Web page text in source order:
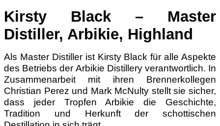
Kirsty Black – Master
Distiller, Arbikie, Highland
Als Master Distiller ist Kirsty Black für alle Aspekte
des Betriebs der Arbikie Distillery verantwortlich. In
Zusammenarbeit mit ihren Brennerkollegen
Christian Perez und Mark McNulty stellt sie sicher,
dass jeder Tropfen Arbikie die Geschichte,
Tradition und Herkunft der schottischen